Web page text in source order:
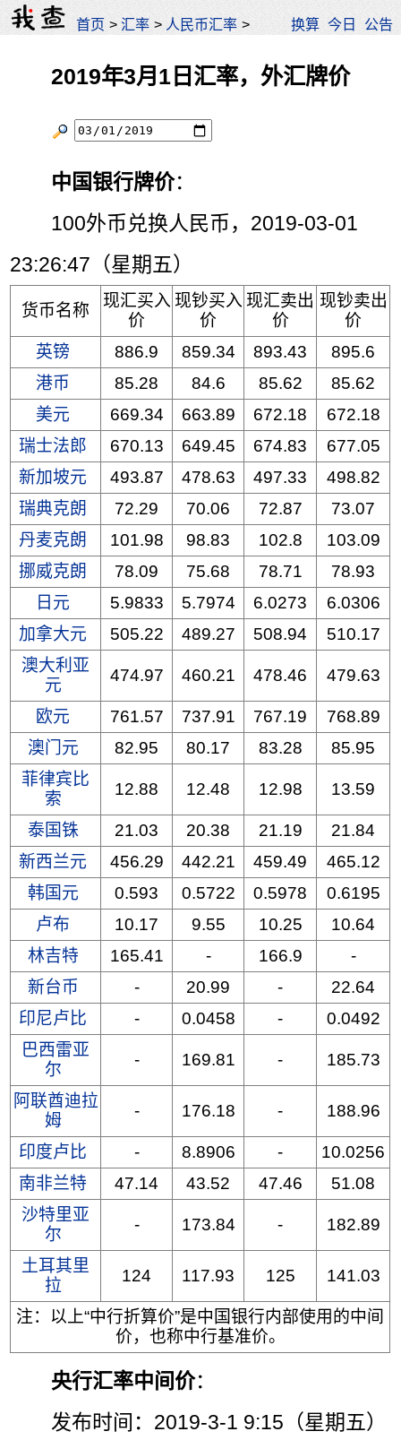
首页 >汇率 > 人民币汇率 > 换算 今日 公告
2019年3月1日汇率，外汇牌价
中国银行牌价：
100外币兑换人民币，2019-03-01
23:26:47（星期五）
货币名称
现汇买入
价
现钞买入
价
现汇卖出
价
现钞卖出
价
英镑
886.9 859.34 893.43
895.6
港币
85.28 84.6 85.62
85.62
美元
669.34 663.89 672.18
672.18
瑞士法郎
670.13 649.45 674.83
677.05
新加坡元
493.87 478.63 497.33
498.82
瑞典克朗
72.29 70.06 72.87
73.07
丹麦克朗
101.98 98.83 102.8
103.09
挪威克朗
78.09 75.68 78.71
78.93
日元
5.9833 5.7974 6.0273
6.0306
加拿大元
505.22 489.27 508.94
510.17
澳大利亚
元
474.97 460.21 478.46 479.63
欧元 761.57 737.91 767.19
768.89
澳门元
82.95 80.17 83.28
85.95
菲律宾比
索
12.88 12.48 12.98 13.59
泰国铢 21.03 20.38 21.19
21.84
新西兰元
456.29 442.21 459.49
465.12
韩国元
0.593 0.5722 0.5978
0.6195
卢布
10.17 9.55 10.25
10.64
林吉特
165.41 - 166.9
-
新台币
- 20.99 -
22.64
印尼卢比
- 0.0458 -
0.0492
巴西雷亚
尔
- 169.81 - 185.73
阿联酋迪拉
姆
- 176.18 - 188.96
印度卢比 - 8.8906 -
10.0256
南非兰特
47.14 43.52 47.46
51.08
沙特里亚
尔
- 173.84 - 182.89
土耳其里
拉
124 117.93 125 141.03
注：以上“中行折算价”是中国银行内部使用的中间
价，也称中行基准价。
央行汇率中间价：
发布时间：2019-3-1 9:15（星期五）